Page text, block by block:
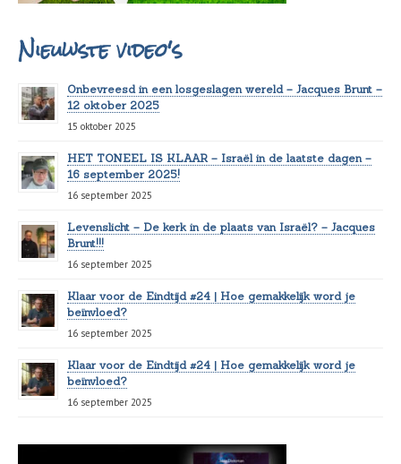
Nieuwste video's
Onbevreesd in een losgeslagen wereld – Jacques Brunt –
12 oktober 2025
15 oktober 2025
HET TONEEL IS KLAAR – Israël in de laatste dagen –
16 september 2025!
16 september 2025
Levenslicht – De kerk in de plaats van Israël? – Jacques
Brunt!!!
16 september 2025
Klaar voor de Eindtijd #24 | Hoe gemakkelijk word je
beïnvloed?
16 september 2025
Klaar voor de Eindtijd #24 | Hoe gemakkelijk word je
beïnvloed?
16 september 2025